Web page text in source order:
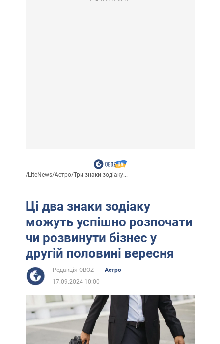
/LiteNews/Астро/Три знаки зодіаку...
Ці два знаки зодіаку
можуть успішно розпочати
чи розвинути бізнес у
другій половині вересня
Редакція OBOZ
Астро
17.09.2024 10:00